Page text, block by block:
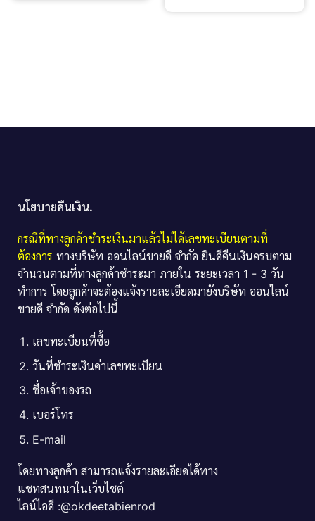
นโยบายคืนเงิน.
กรณีที่ทางลูกค้าชำระเงินมาแล้วไม่ได้เลขทะเบียนตามที่
ต้องการ ทางบริษัท ออนไลน์ขายดี จำกัด ยินดีคืนเงินครบตาม
จำนวนตามที่ทางลูกค้าชำระมา ภายใน ระยะเวลา 1 - 3 วัน
ทำการ โดยลูกค้าจะต้องแจ้งรายละเอียดมายังบริษัท ออนไลน์
ขายดี จำกัด ดังต่อไปนี้
เลขทะเบียนที่ซื้อ
วันที่ชำระเงินค่าเลขทะเบียน
ชื่อเจ้าของรถ
เบอร์โทร
E-mail
โดยทางลูกค้า สามารถแจ้งรายละเอียดได้ทาง
แชทสนทนาในเว็บไซต์
ไลน์ไอดี :@okdeetabienrod